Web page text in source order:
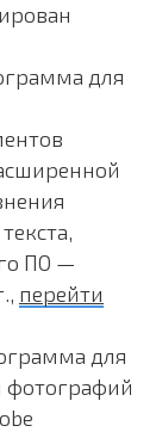
для
ПО —
перейти
для
фотографий